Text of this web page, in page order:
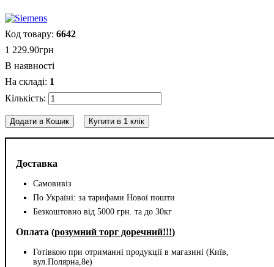
Доставка
Самовивіз
По Україні: за тарифами Нової пошти
Безкоштовно від 5000 грн. та до 30кг
Оплата (розумний торг доречний!!!)
Готівкою при отриманні продукції в магазині (Київ,
вул.Полярна,8е)
6642
1 229.90грн
В наявності
1
Додати в Кошик Купити в 1 клік